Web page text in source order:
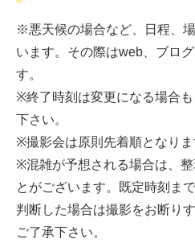
※悪天候の場合など、日程、
います。その際はweb、ブロ
す。
※終了時刻は変更になる場合
下さい。
※撮影会は原則先着順となりま
※混雑が予想される場合は、
とがございます。既定時刻ま
判断した場合は撮影をお断り
ご了承下さい。